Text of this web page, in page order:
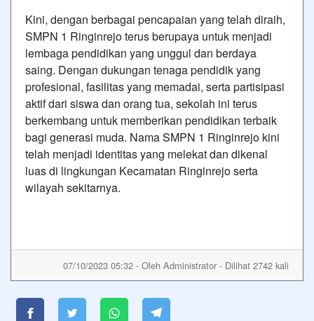
Kini, dengan berbagai pencapaian yang telah diraih,
SMPN 1 Ringinrejo terus berupaya untuk menjadi
lembaga pendidikan yang unggul dan berdaya
saing. Dengan dukungan tenaga pendidik yang
profesional, fasilitas yang memadai, serta partisipasi
aktif dari siswa dan orang tua, sekolah ini terus
berkembang untuk memberikan pendidikan terbaik
bagi generasi muda. Nama SMPN 1 Ringinrejo kini
telah menjadi identitas yang melekat dan dikenal
luas di lingkungan Kecamatan Ringinrejo serta
wilayah sekitarnya.
07/10/2023 05:32 - Oleh Administrator - Dilihat 2742 kali